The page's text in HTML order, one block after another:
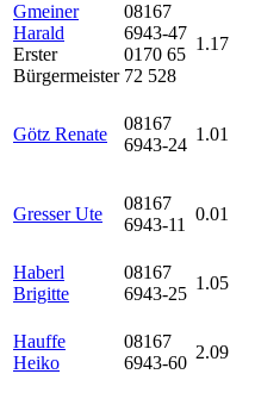
Gmeiner
Harald
Erster
Bürgermeister
08167
6943-47
0170 65
72 528
1.17
Götz Renate
08167
6943-24
1.01
Gresser Ute
08167
6943-11
0.01
Haberl
Brigitte
08167
6943-25
1.05
Hauffe
Heiko
08167
6943-60
2.09